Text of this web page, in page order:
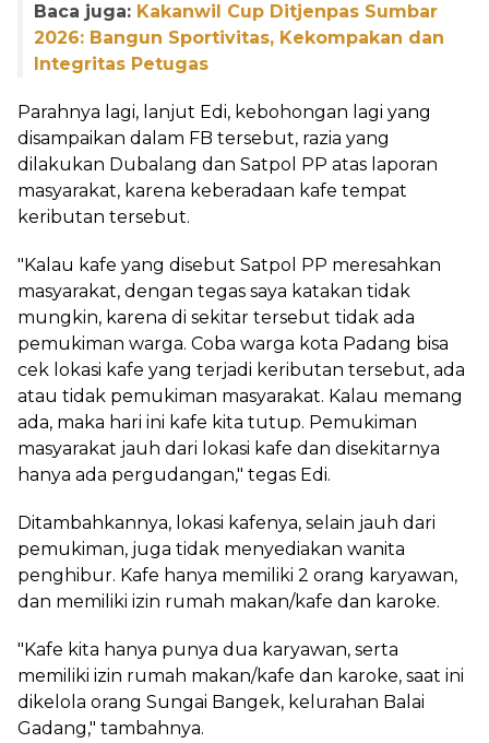
Baca juga: Kakanwil Cup Ditjenpas Sumbar
2026: Bangun Sportivitas, Kekompakan dan
Integritas Petugas
Parahnya lagi, lanjut Edi, kebohongan lagi yang
disampaikan dalam FB tersebut, razia yang
dilakukan Dubalang dan Satpol PP atas laporan
masyarakat, karena keberadaan kafe tempat
keributan tersebut.
"Kalau kafe yang disebut Satpol PP meresahkan
masyarakat, dengan tegas saya katakan tidak
mungkin, karena di sekitar tersebut tidak ada
pemukiman warga. Coba warga kota Padang bisa
cek lokasi kafe yang terjadi keributan tersebut, ada
atau tidak pemukiman masyarakat. Kalau memang
ada, maka hari ini kafe kita tutup. Pemukiman
masyarakat jauh dari lokasi kafe dan disekitarnya
hanya ada pergudangan," tegas Edi.
Ditambahkannya, lokasi kafenya, selain jauh dari
pemukiman, juga tidak menyediakan wanita
penghibur. Kafe hanya memiliki 2 orang karyawan,
dan memiliki izin rumah makan/kafe dan karoke.
"Kafe kita hanya punya dua karyawan, serta
memiliki izin rumah makan/kafe dan karoke, saat ini
dikelola orang Sungai Bangek, kelurahan Balai
Gadang," tambahnya.